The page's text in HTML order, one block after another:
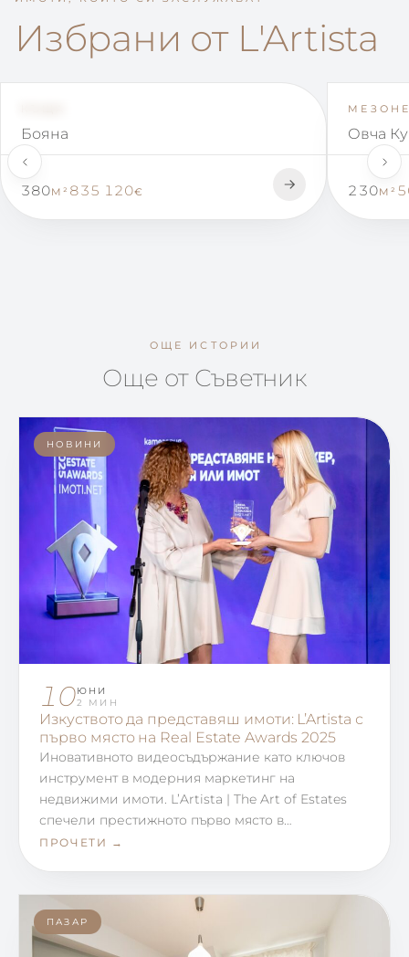
Избрани от L'Artista
Бояна
380M² 835 120€
Овча
230M²
ОЩЕ ИСТОРИИ
Още от Съветник
НОВИНИ
10ЮНИ
2 МИН
Изкуството да представяш имоти: L’Artista с
първо място на Real Estate Awards 2025
Иновативното видеосъдържание като ключов
инструмент в модерния маркетинг на
недвижими имоти. L’Artista | The Art of Estates
спечели престижното първо място в…
ПРОЧЕТИ →
ПАЗАР